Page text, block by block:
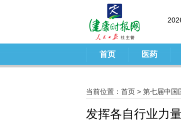
首页 医药
当前位置： 首页 > 第七届中国
发挥各自行业力